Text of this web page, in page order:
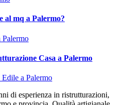
al mq a Palermo?
Casa a Palermo
di esperienza in ristrutturazioni,